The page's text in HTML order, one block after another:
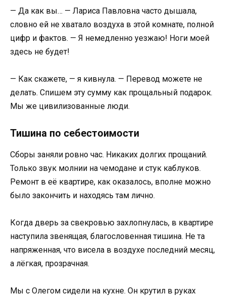
— Да как вы… — Лариса Павловна часто дышала,
словно ей не хватало воздуха в этой комнате, полной
цифр и фактов. — Я немедленно уезжаю! Ноги моей
здесь не будет!
— Как скажете, — я кивнула. — Перевод можете не
делать. Спишем эту сумму как прощальный подарок.
Мы же цивилизованные люди.
Тишина по себестоимости
Сборы заняли ровно час. Никаких долгих прощаний.
Только звук молнии на чемодане и стук каблуков.
Ремонт в её квартире, как оказалось, вполне можно
было закончить и находясь там лично.
Когда дверь за свекровью захлопнулась, в квартире
наступила звенящая, благословенная тишина. Не та
напряженная, что висела в воздухе последний месяц,
а лёгкая, прозрачная.
Мы с Олегом сидели на кухне. Он крутил в руках